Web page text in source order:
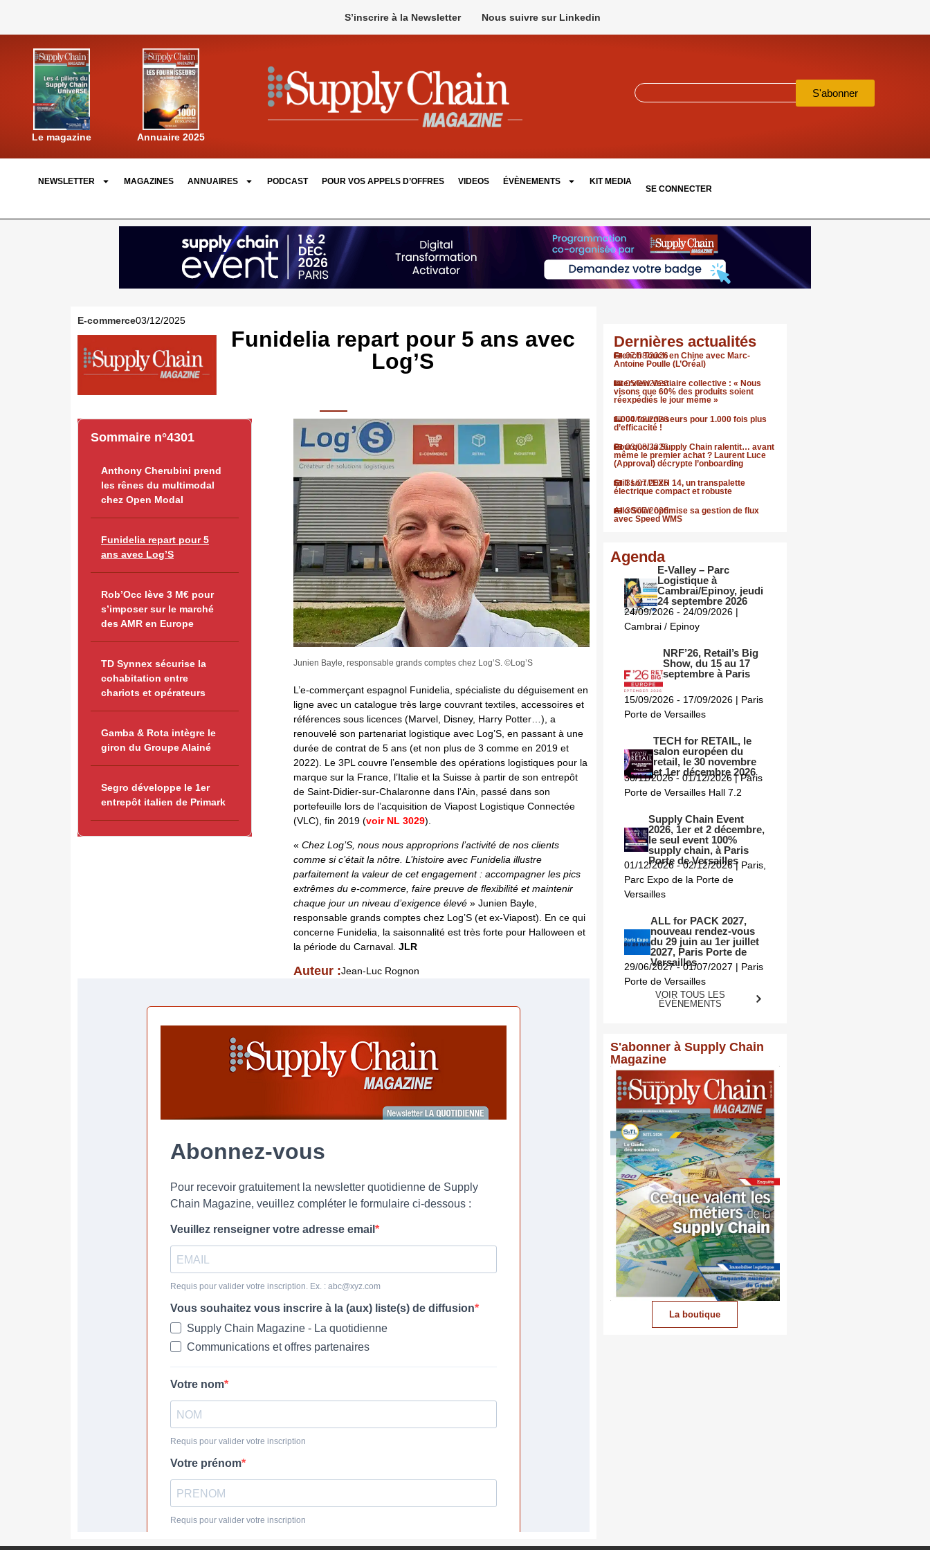
S’inscrire à la Newsletter Nous suivre sur Linkedin
Le magazine Annuaire 2025
S'abonner
NEWSLETTER MAGAZINES ANNUAIRES PODCAST POUR VOS APPELS D’OFFRES VIDEOS ÉVÈNEMENTS KIT MEDIA
SE CONNECTER
Funidelia repart pour 5 ans avec
Log’S
Sommaire n°4301
Anthony Cherubini prend
les rênes du multimodal
chez Open Modal
Funidelia repart pour 5
ans avec Log’S
Rob’Occ lève 3 M€ pour
s’imposer sur le marché
des AMR en Europe
TD Synnex sécurise la
cohabitation entre
chariots et opérateurs
Gamba & Rota intègre le
giron du Groupe Alainé
Segro développe le 1er
entrepôt italien de Primark
Junien Bayle, responsable grands comptes chez Log’S. ©Log’S
L’e-commerçant espagnol Funidelia, spécialiste du déguisement en
ligne avec un catalogue très large couvrant textiles, accessoires et
références sous licences (Marvel, Disney, Harry Potter…), a
renouvelé son partenariat logistique avec Log’S, en passant à une
durée de contrat de 5 ans (et non plus de 3 comme en 2019 et
2022). Le 3PL couvre l’ensemble des opérations logistiques pour la
marque sur la France, l’Italie et la Suisse à partir de son entrepôt
de Saint-Didier-sur-Chalaronne dans l‘Ain, passé dans son
portefeuille lors de l’acquisition de Viapost Logistique Connectée
(VLC), fin 2019 (voir NL 3029).
« Chez Log’S, nous nous approprions l’activité de nos clients
comme si c’était la nôtre. L’histoire avec Funidelia illustre
parfaitement la valeur de cet engagement : accompagner les pics
extrêmes du e-commerce, faire preuve de flexibilité et maintenir
chaque jour un niveau d’exigence élevé » Junien Bayle,
responsable grands comptes chez Log’S (et ex-Viapost). En ce qui
concerne Funidelia, la saisonnalité est très forte pour Halloween et
la période du Carnaval. JLR
Auteur :Jean-Luc Rognon
E-commerce03/12/2025
Dernières actualités
07/08/2026
French Touch en Chine avec Marc-
Antoine Poulle (L’Oréal)
05/08/2026
Interview Vestiaire collective : « Nous
visons que 60% des produits soient
réexpédiés le jour même »
04/08/2026
1.000 fournisseurs pour 1.000 fois plus
d’efficacité !
03/08/2026
Pourquoi la Supply Chain ralentit… avant
même le premier achat ? Laurent Luce
(Approval) décrypte l’onboarding
31/07/2026
Still sort l’EXH 14, un transpalette
électrique compact et robuste
30/07/2026
Allo Solar optimise sa gestion de flux
avec Speed WMS
Agenda
E-Valley – Parc
Logistique à
Cambrai/Epinoy, jeudi
24 septembre 2026
24/09/2026 - 24/09/2026 |
Cambrai / Epinoy
NRF’26, Retail’s Big
Show, du 15 au 17
septembre à Paris
15/09/2026 - 17/09/2026 | Paris
Porte de Versailles
TECH for RETAIL, le
salon européen du
retail, le 30 novembre
et 1er décembre 2026
30/11/2026 - 01/12/2026 | Paris
Porte de Versailles Hall 7.2
Supply Chain Event
2026, 1er et 2 décembre,
le seul event 100%
supply chain, à Paris
Porte de Versailles
01/12/2026 - 02/12/2026 | Paris,
Parc Expo de la Porte de
Versailles
ALL for PACK 2027,
nouveau rendez-vous
du 29 juin au 1er juillet
2027, Paris Porte de
Versailles
29/06/2027 - 01/07/2027 | Paris
Porte de Versailles
VOIR TOUS LES
ÉVÈNEMENTS
S'abonner à Supply Chain
Magazine
La boutique